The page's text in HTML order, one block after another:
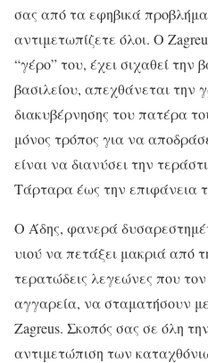
σας από τα εφηβικά
αντιμετωπίζετε όλοι. Ο
“γέρο” του, έχει σιχαθεί την
βασιλείου, απεχθάνεται την
διακυβέρνησης του πατέρα
μόνος τρόπος για να
είναι να διανύσει την
Τάρταρα έως την επιφάνεια
Ο Άδης, φανερά
υιού να πετάξει μακριά από
τερατώδεις λεγεώνες που
αγγαρεία, να σταματήσουν
Zagreus. Σκοπός σας σε όλη
αντιμετώπιση των